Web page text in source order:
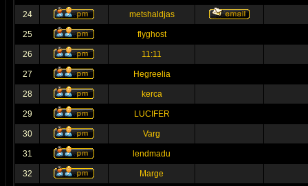
24 metshaldjas
25 flyghost
26 11:11
27 Hegreelia
28 kerca
29 LUCIFER
30 Varg
31 lendmadu
32 Marge